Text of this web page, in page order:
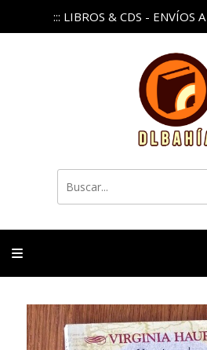
::: LIBROS & CDS - ENVÍOS